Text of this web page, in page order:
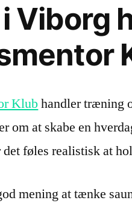
Viborg
Klubhandler træning
om at skabe en
føles realistisk at
mening at tænke